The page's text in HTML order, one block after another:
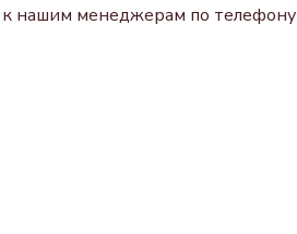
нашим менеджерам по телефону